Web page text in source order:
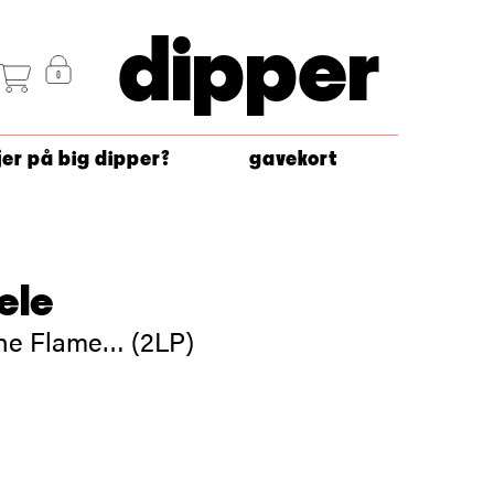
dipper
på big dipper? gavekort
Flame… (2LP)